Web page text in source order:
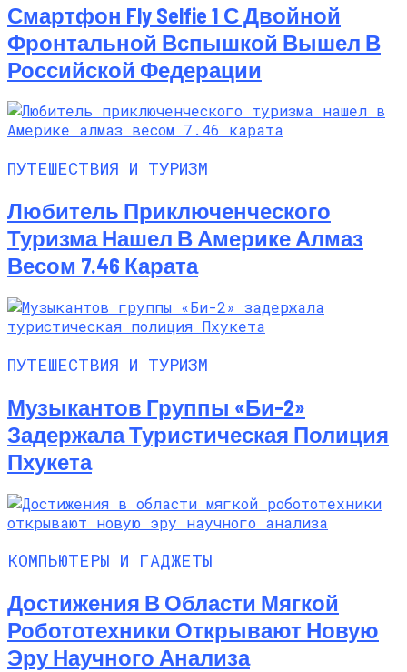
Смартфон Fly Selfie 1 С Двойной
Фронтальной Вспышкой Вышел В
Российской Федерации
ПУТЕШЕСТВИЯ И ТУРИЗМ
Любитель Приключенческого
Туризма Нашел В Америке Алмаз
Весом 7.46 Карата
ПУТЕШЕСТВИЯ И ТУРИЗМ
Музыкантов Группы «Би-2»
Задержала Туристическая Полиция
Пхукета
КОМПЬЮТЕРЫ И ГАДЖЕТЫ
Достижения В Области Мягкой
Робототехники Открывают Новую
Эру Научного Анализа